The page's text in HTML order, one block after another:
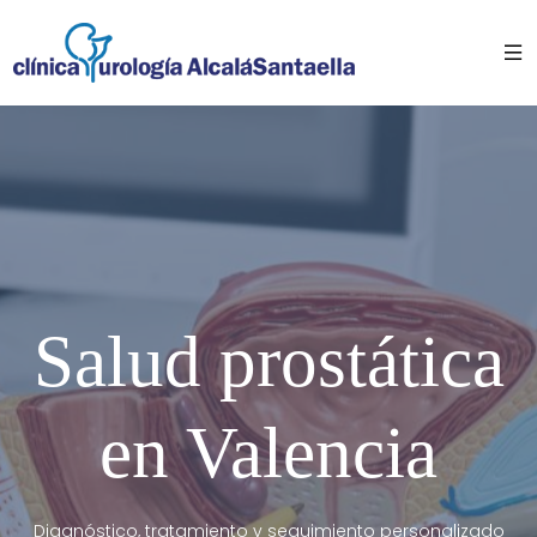
Salud prostática
en Valencia
Diagnóstico, tratamiento y seguimiento personalizado